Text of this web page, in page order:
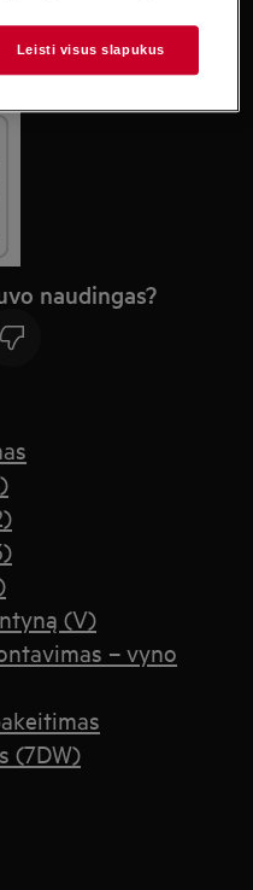
naudingas?
(V)
– vyno
(7DW)
Leisti visus slapukus